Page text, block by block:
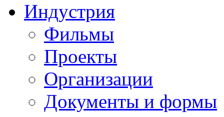
Индустрия
Фильмы
Проекты
Организации
Документы и формы